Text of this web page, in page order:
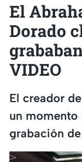
El
Dorado
VIDEO
El creador
un momento
grabación